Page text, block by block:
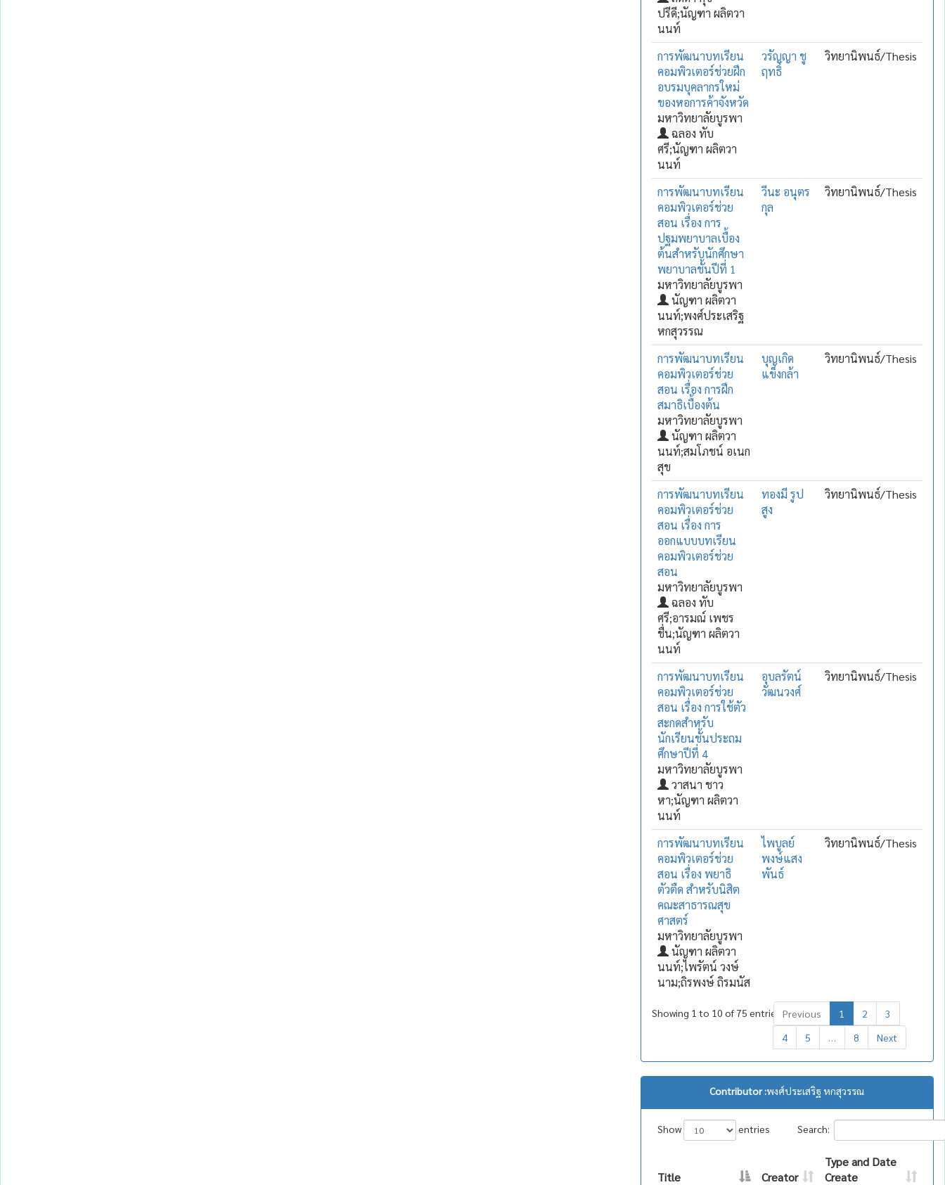
ปรีดี;นัญฑา ผลิตวา
นนท์
การพัฒนาบทเรียน
คอมพิวเตอร์ช่วยฝึก
อบรมบุคลากรใหม่
ของหอการค้าจังหวัด
มหาวิทยาลัยบูรพา
ฉลอง ทับ
ศรี;นัญฑา ผลิตวา
นนท์
วรัญญา ชู
ฤทธิ์
วิทยานิพนธ์/Thesis
การพัฒนาบทเรียน
คอมพิวเตอร์ช่วย
สอน เรื่อง การ
ปฐมพยาบาลเบื้อง
ต้นสำหรับนักศึกษา
พยาบาลชั้นปีที่ 1
มหาวิทยาลัยบูรพา
นัญฑา ผลิตวา
นนท์;พงศ์ประเสริฐ
หกสุวรรณ
วีนะ อนุตร
กุล
วิทยานิพนธ์/Thesis
การพัฒนาบทเรียน
คอมพิวเตอร์ช่วย
สอน เรื่อง การฝึก
สมาธิเบื้องต้น
มหาวิทยาลัยบูรพา
นัญฑา ผลิตวา
นนท์;สมโภชน์ อเนก
สุข
บุญเกิด
แข็งกล้า
วิทยานิพนธ์/Thesis
การพัฒนาบทเรียน
คอมพิวเตอร์ช่วย
สอน เรื่อง การ
ออกแบบบทเรียน
คอมพิวเตอร์ช่วย
สอน
มหาวิทยาลัยบูรพา
ฉลอง ทับ
ศรี;อารมณ์ เพชร
ชื่น;นัญฑา ผลิตวา
นนท์
ทองมี รูป
สูง
วิทยานิพนธ์/Thesis
การพัฒนาบทเรียน
คอมพิวเตอร์ช่วย
สอน เรื่อง การใช้ตัว
สะกดสำหรับ
นักเรียนชั้นประถม
ศึกษาปีที่ 4
มหาวิทยาลัยบูรพา
วาสนา ชาว
หา;นัญฑา ผลิตวา
นนท์
อุบลรัตน์
วัฒนวงศ์
วิทยานิพนธ์/Thesis
การพัฒนาบทเรียน
คอมพิวเตอร์ช่วย
สอน เรื่อง พยาธิ
ตัวตืด สำหรับนิสิต
คณะสาธารณสุข
ศาสตร์
มหาวิทยาลัยบูรพา
นัญฑา ผลิตวา
นนท์;ไพรัตน์ วงษ์
นาม;ถิรพงษ์ ถิรมนัส
ไพบูลย์
พงษ์แสง
พันธ์
วิทยานิพนธ์/Thesis
Showing 1 to 10 of 75 entries Previous 1 2
3
4
5 … 8 Next
Contributor :พงศ์ประเสริฐ หกสุวรรณ
Show entries Search:
Title Creator
Type and Date
Create